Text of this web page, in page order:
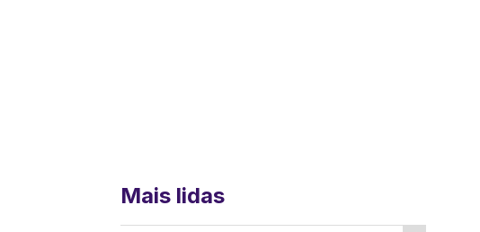
Mais lidas